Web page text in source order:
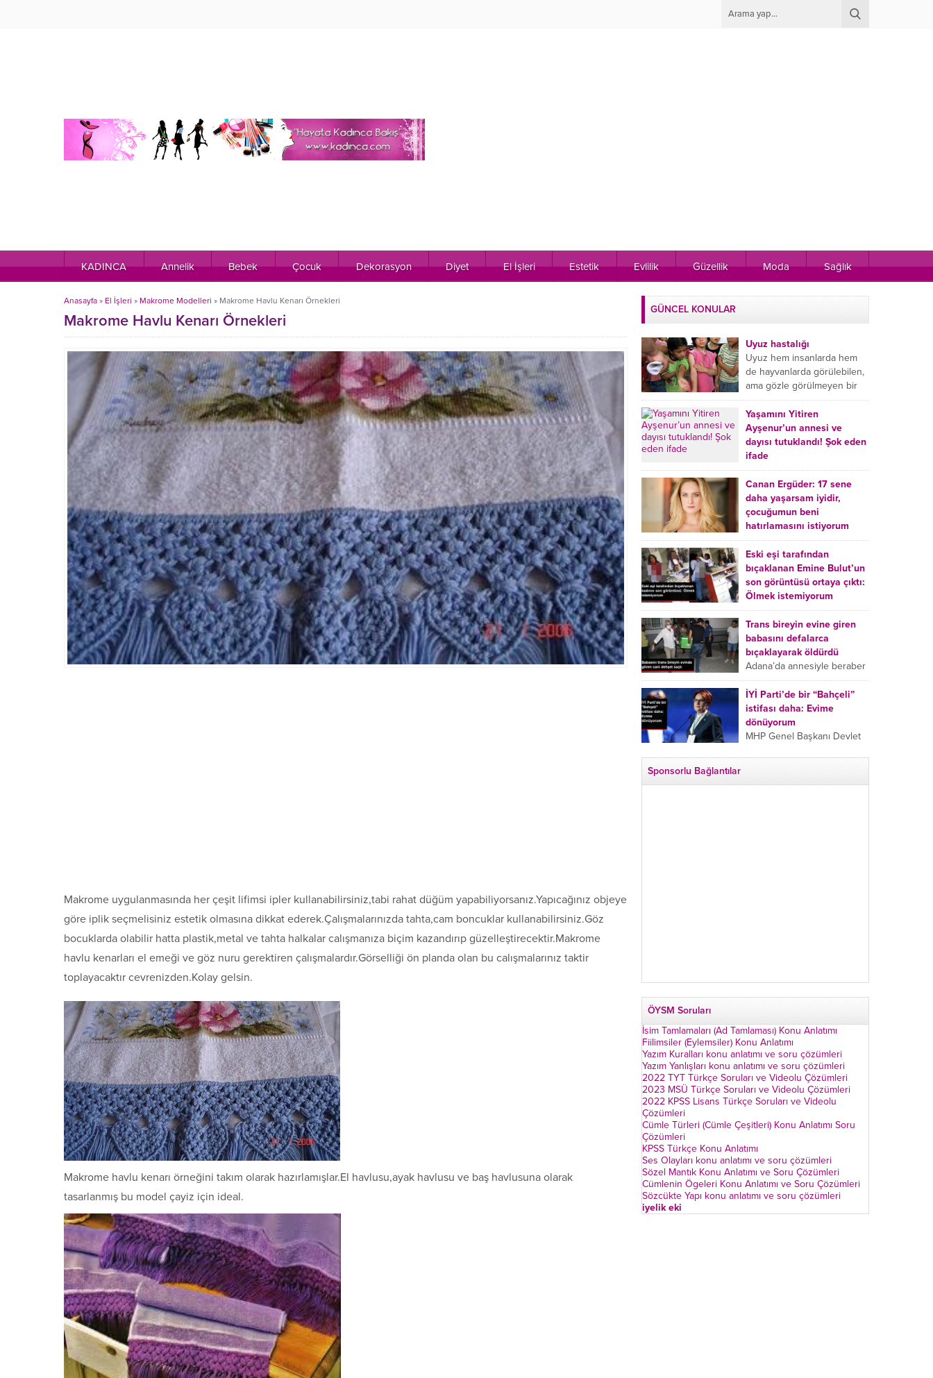
KADINCA Annelik Bebek Çocuk Dekorasyon Diyet El İşleri Estetik Evlilik Güzellik Moda Sağlık
Anasayfa » El İşleri » Makrome Modelleri » Makrome Havlu Kenarı Örnekleri
Makrome Havlu Kenarı Örnekleri
Makrome uygulanmasında her çeşit lifimsi ipler kullanabilirsiniz,tabi rahat düğüm yapabiliyorsanız.Yapıcağınız objeye
göre iplik seçmelisiniz estetik olmasına dikkat ederek.Çalışmalarınızda tahta,cam boncuklar kullanabilirsiniz.Göz
bocuklarda olabilir hatta plastik,metal ve tahta halkalar calışmanıza biçim kazandırıp güzelleştirecektir.Makrome
havlu kenarları el emeği ve göz nuru gerektiren çalışmalardır.Görselliği ön planda olan bu calışmalarınız taktir
toplayacaktır cevrenizden.Kolay gelsin.
Makrome havlu kenarı örneğini takım olarak hazırlamışlar.El havlusu,ayak havlusu ve baş havlusuna olarak
tasarlanmış bu model çayiz için ideal.
GÜNCEL KONULAR
Uyuz hastalığı
Uyuz hem insanlarda hem
de hayvanlarda görülebilen,
ama gözle görülmeyen bir
tür mikroplu böcek
hastalığıdır. Uyuz hastalığı
(Urticaria), deride veya...
Yaşamını Yitiren
Ayşenur’un annesi ve
dayısı tutuklandı! Şok eden
ifade
Burdur’da yatağında ölü
bulunan Ayşenur Kazık’ın (2)
annesi Kader Karadeniz (23)
ile dayısı Hızır Tunç
Çetinkaya (19) tutuklandı.
Çetinkaya, ifadesinde...
Canan Ergüder: 17 sene
daha yaşarsam iyidir,
çocuğumun beni
hatırlamasını istiyorum
Kanser tedavisi gören ünlü
oyuncu Canan Ergüder,
hastalık sürecini anlattı:
Meme kanserine yakalanan
ünlü oyuncu Canan Ergüder
aklıma ilk ölümün...
Eski eşi tarafından
bıçaklanan Emine Bulut’un
son görüntüsü ortaya çıktı:
Ölmek istemiyorum
Kırıkkale’de eski eşi
tarafından boğazından
bıçaklanan Emine Bulut’un
“Ben ölmek istemiyorum”
demesi ve yanında bulunan
10 yaşındaki kızının “Anne
lütfen...
Trans bireyin evine giren
babasını defalarca
bıçaklayarak öldürdü
Adana’da annesiyle beraber
takip ettiği babasının trans
bireyin evine girdiği gören
cani, babasını vücudunun
çeşitli yerlerinden
bıçaklayarak öldürdü.
İYİ Parti’de bir “Bahçeli”
istifası daha: Evime
dönüyorum
MHP Genel Başkanı Devlet
Sponsorlu Bağlantılar
ÖYSM Soruları
İsim Tamlamaları (Ad Tamlaması) Konu Anlatımı
Fiilimsiler (Eylemsiler) Konu Anlatımı
Yazım Kuralları konu anlatımı ve soru çözümleri
Yazım Yanlışları konu anlatımı ve soru çözümleri
2022 TYT Türkçe Soruları ve Videolu Çözümleri
2023 MSÜ Türkçe Soruları ve Videolu Çözümleri
2022 KPSS Lisans Türkçe Soruları ve Videolu
Çözümleri
Cümle Türleri (Cümle Çeşitleri) Konu Anlatımı Soru
Çözümleri
KPSS Türkçe Konu Anlatımı
Ses Olayları konu anlatımı ve soru çözümleri
Sözel Mantık Konu Anlatımı ve Soru Çözümleri
Cümlenin Ögeleri Konu Anlatımı ve Soru Çözümleri
Sözcükte Yapı konu anlatımı ve soru çözümleri
iyelik eki